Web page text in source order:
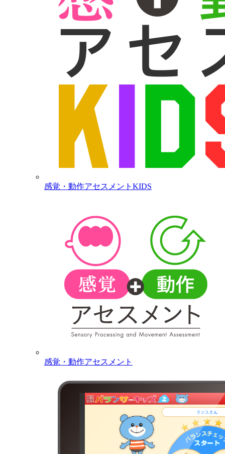
感覚・動作アセスメントKIDS
感覚・動作アセスメント